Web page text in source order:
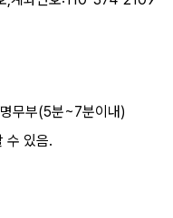
명무부(5분~7분이내)
수 있음.